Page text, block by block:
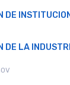
DE
DE LA